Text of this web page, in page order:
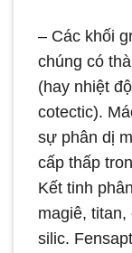
– Các khối
chúng có
(hay nhiệt
cotectic).
sự phân dị
cấp thấp
Kết tinh
magiê, titan,
silic.